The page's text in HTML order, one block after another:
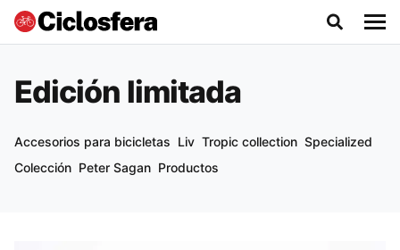
Edición limitada
Accesorios para bicicletas Liv Tropic collection Specialized
Colección Peter Sagan Productos